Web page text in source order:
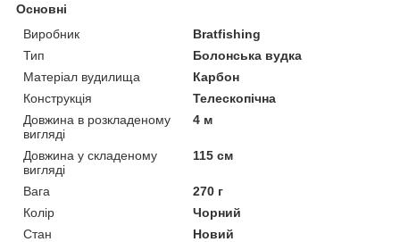
Основні
Виробник
Bratfishing
Тип
Болонська вудка
Матеріал вудилища
Карбон
Конструкція
Телескопічна
Довжина в розкладеному
вигляді
4 м
Довжина у складеному
вигляді
115 см
Вага
270 г
Колір
Чорний
Стан
Новий